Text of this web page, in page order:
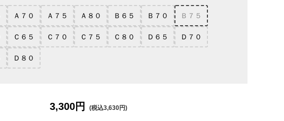
Ａ７０ Ａ７５ Ａ８０ Ｂ６５ Ｂ７０ Ｂ７５
Ｃ６５ Ｃ７０ Ｃ７５ Ｃ８０ Ｄ６５ Ｄ７０
Ｄ８０
3,300円 (税込3,630円)